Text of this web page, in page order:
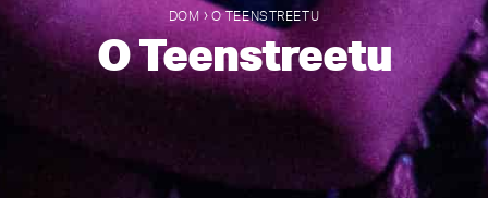
DOM › O TEENSTREETU
O Teenstreetu